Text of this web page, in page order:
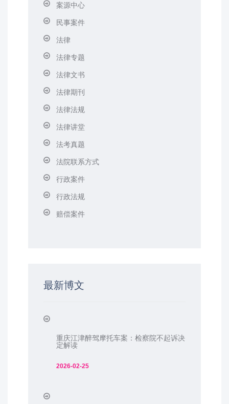
案源中心
民事案件
法律
法律专题
法律文书
法律期刊
法律法规
法律讲堂
法考真题
法院联系方式
行政案件
行政法规
赔偿案件
最新博文
重庆江津醉驾摩托车案：检察院不起诉决
定解读
2026-02-25